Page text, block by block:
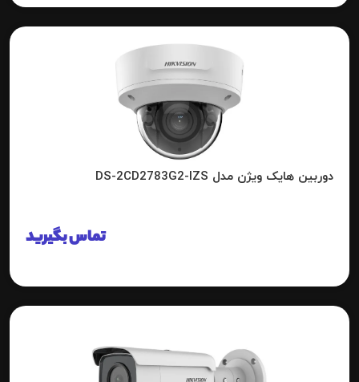
دوربین هایک ویژن مدل DS-2CD2783G2-IZS
تماس بگیرید